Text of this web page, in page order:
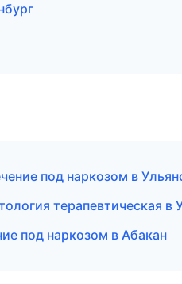
под наркозом в
терапевтическая в
под наркозом в Абакан